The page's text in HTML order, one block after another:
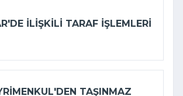
ILIŞKILI TARAF IŞLEMLERI
TAŞINMAZ